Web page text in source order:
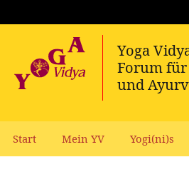
Start Mein YV Yogi(ni)s